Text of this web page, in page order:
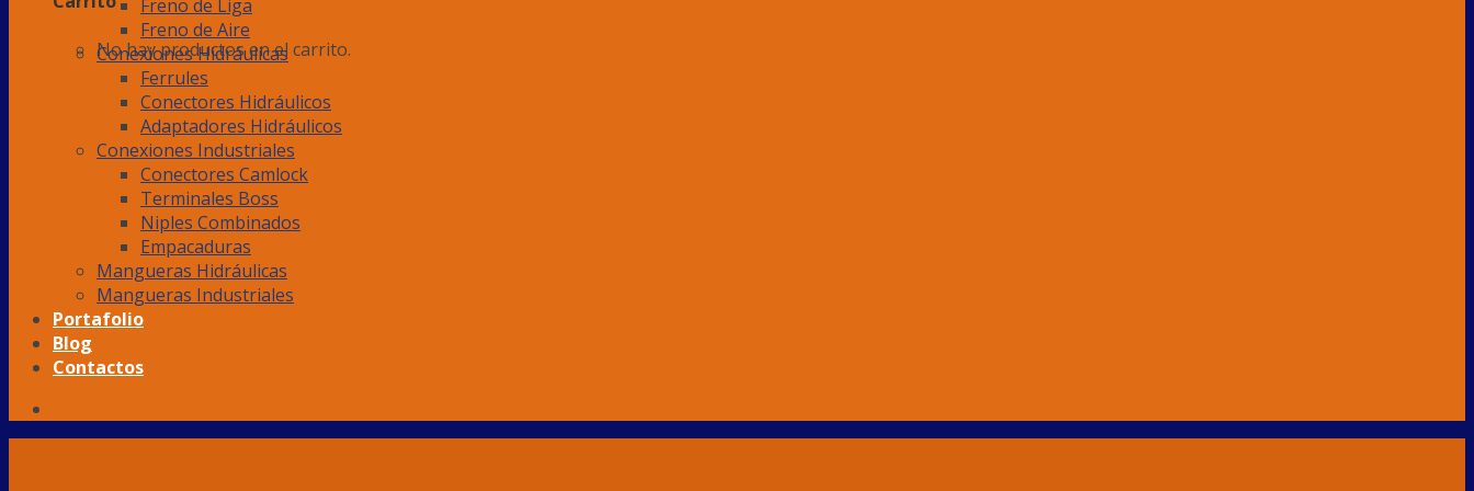
No hay productos en el carrito.
Freno de Liga
Freno de Aire
Conexiones Hidráulicas
Ferrules
Conectores Hidráulicos
Adaptadores Hidráulicos
Conexiones Industriales
Conectores Camlock
Terminales Boss
Niples Combinados
Empacaduras
Mangueras Hidráulicas
Mangueras Industriales
Portafolio
Blog
Contactos